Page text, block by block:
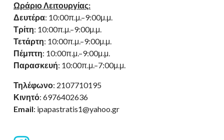
Ωράριο Λειτουργίας:
Δευτέρα: 10:00π.μ.–9:00μ.μ.
Τρίτη: 10:00π.μ.–9:00μ.μ.
Τετάρτη: 10:00π.μ.–9:00μ.μ.
Πέμπτη: 10:00π.μ.–9:00μ.μ.
Παρασκευή: 10:00π.μ.–7:00μ.μ.
Τηλέφωνο: 2107710195
Κινητό: 6976402636
Email: ipapastratis1@yahoo.gr